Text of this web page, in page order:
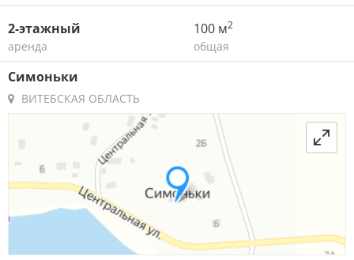
2-этажный
аренда
100 м2
общая
Симоньки
ВИТЕБСКАЯ ОБЛАСТЬ